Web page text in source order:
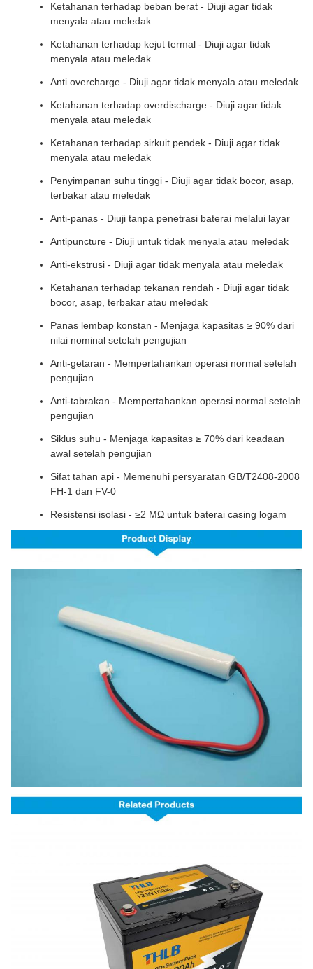
Ketahanan terhadap beban berat - Diuji agar tidak
menyala atau meledak
Ketahanan terhadap kejut termal - Diuji agar tidak
menyala atau meledak
Anti overcharge - Diuji agar tidak menyala atau meledak
Ketahanan terhadap overdischarge - Diuji agar tidak
menyala atau meledak
Ketahanan terhadap sirkuit pendek - Diuji agar tidak
menyala atau meledak
Penyimpanan suhu tinggi - Diuji agar tidak bocor, asap,
terbakar atau meledak
Anti-panas - Diuji tanpa penetrasi baterai melalui layar
Antipuncture - Diuji untuk tidak menyala atau meledak
Anti-ekstrusi - Diuji agar tidak menyala atau meledak
Ketahanan terhadap tekanan rendah - Diuji agar tidak
bocor, asap, terbakar atau meledak
Panas lembap konstan - Menjaga kapasitas ≥ 90% dari
nilai nominal setelah pengujian
Anti-getaran - Mempertahankan operasi normal setelah
pengujian
Anti-tabrakan - Mempertahankan operasi normal setelah
pengujian
Siklus suhu - Menjaga kapasitas ≥ 70% dari keadaan
awal setelah pengujian
Sifat tahan api - Memenuhi persyaratan GB/T2408-2008
FH-1 dan FV-0
Resistensi isolasi - ≥2 MΩ untuk baterai casing logam